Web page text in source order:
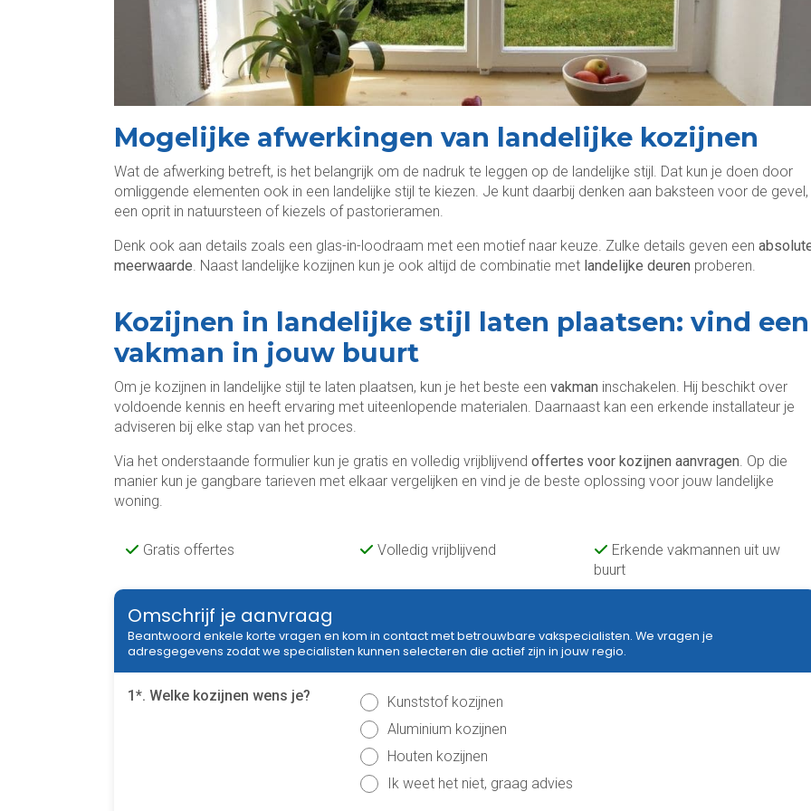
Mogelijke afwerkingen van landelijke kozijnen
Wat de afwerking betreft, is het belangrijk om de nadruk te leggen op de landelijke stijl. Dat kun je doen door
omliggende elementen ook in een landelijke stijl te kiezen. Je kunt daarbij denken aan baksteen voor de gevel,
een oprit in natuursteen of kiezels of pastorieramen.
Denk ook aan details zoals een glas-in-loodraam met een motief naar keuze. Zulke details geven een
meerwaarde. Naast landelijke kozijnen kun je ook altijd de combinatie met landelijke deuren proberen.
Kozijnen in landelijke stijl laten plaatsen: vind een
vakman in jouw buurt
Om je kozijnen in landelijke stijl te laten plaatsen, kun je het beste een vakman inschakelen. Hij beschikt over
voldoende kennis en heeft ervaring met uiteenlopende materialen. Daarnaast kan een erkende installateur je
adviseren bij elke stap van het proces.
Via het onderstaande formulier kun je gratis en volledig vrijblijvend offertes voor kozijnen aanvragen. Op die
manier kun je gangbare tarieven met elkaar vergelijken en vind je de beste oplossing voor jouw landelijke
woning.
Gratis offertes Volledig vrijblijvend
Erkende vakmannen uit uw
buurt
Omschrijf je aanvraag
Beantwoord enkele korte vragen en kom in contact met betrouwbare vakspecialisten. We vragen je
adresgegevens zodat we specialisten kunnen selecteren die actief zijn in jouw regio.
1*. Welke kozijnen wens je?
Kunststof kozijnen
Aluminium kozijnen
Houten kozijnen
Ik weet het niet, graag advies